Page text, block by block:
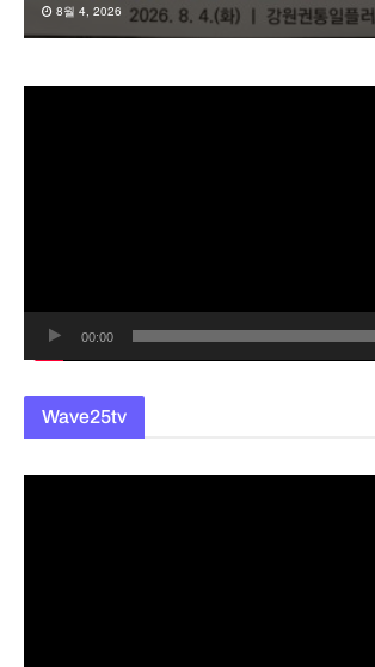
8월 4, 2026
00:00
Wave25tv